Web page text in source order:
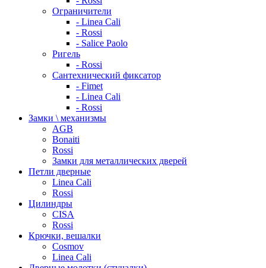
Ограничители
- Linea Cali
- Rossi
- Salice Paolo
Ригель
- Rossi
Сантехнический фиксатор
- Fimet
- Linea Cali
- Rossi
Замки \ механизмы
AGB
Bonaiti
Rossi
Замки для металлических дверей
Петли дверные
Linea Cali
Rossi
Цилиндры
CISA
Rossi
Крючки, вешалки
Cosmov
Linea Cali